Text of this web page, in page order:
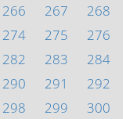
266 267
268
274 275
276
282 283
284
290 291
292
298 299
300